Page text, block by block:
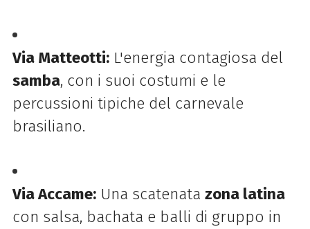
Via Matteotti:L'energia contagiosa del
samba, con i suoi costumi e le
percussioni tipiche del carnevale
brasiliano.
Via Accame:Una scatenata zona latina
con salsa, bachata e balli di gruppo in